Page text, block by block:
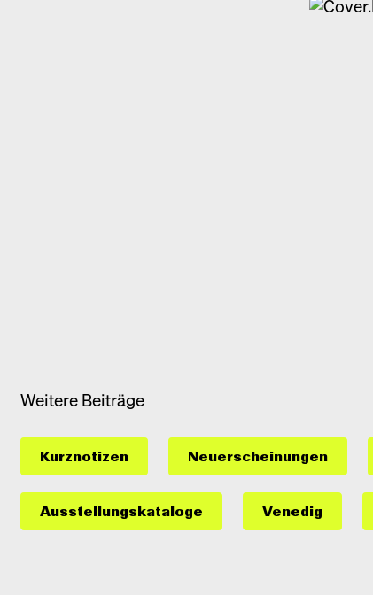
Weitere Beiträge
Kurznotizen Neuerscheinungen
Ausstellungs­kataloge Venedig